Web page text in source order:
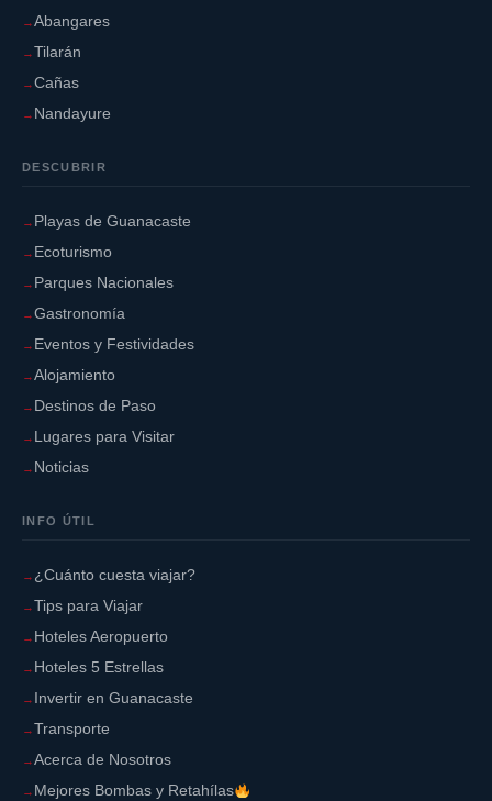
Abangares
Tilarán
Cañas
Nandayure
DESCUBRIR
Playas de Guanacaste
Ecoturismo
Parques Nacionales
Gastronomía
Eventos y Festividades
Alojamiento
Destinos de Paso
Lugares para Visitar
Noticias
INFO ÚTIL
¿Cuánto cuesta viajar?
Tips para Viajar
Hoteles Aeropuerto
Hoteles 5 Estrellas
Invertir en Guanacaste
Transporte
Acerca de Nosotros
Mejores Bombas y Retahílas